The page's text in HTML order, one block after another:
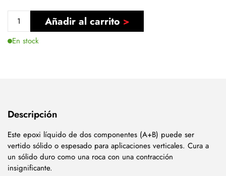
Añadir al carrito
En stock
Descripción
Este epoxi líquido de dos componentes (A+B) puede ser
vertido sólido o espesado para aplicaciones verticales. Cura a
un sólido duro como una roca con una contracción
insignificante.